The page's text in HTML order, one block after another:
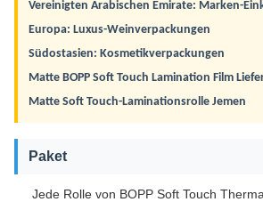
Vereinigten Arabischen Emirate: Marken-
Europa: Luxus-Weinverpackungen
Südostasien: Kosmetikverpackungen
Matte BOPP Soft Touch Lamination Film
Matte Soft Touch-Laminationsrolle Jemen
Paket
Jede Rolle von BOPP Soft Touch